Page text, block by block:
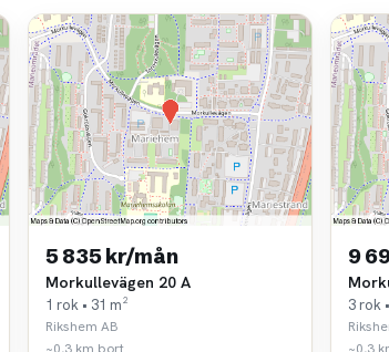
5 835 kr/mån
Morkullevägen 20 A
1 rok • 31 m²
Rikshem AB
9
3 rok